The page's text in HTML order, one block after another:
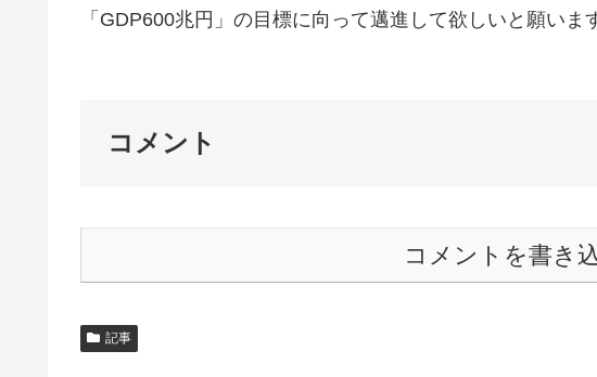
「GDP600兆円」の目標に向って邁進して欲しいと願いま
コメント
コメントを書き
記事